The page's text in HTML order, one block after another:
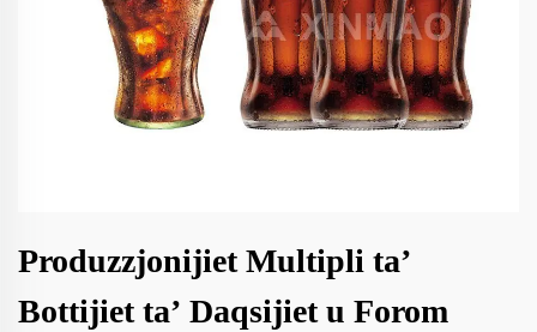
Produzzjonijiet Multipli taʼ
Bottijiet taʼ Daqsijiet u Forom